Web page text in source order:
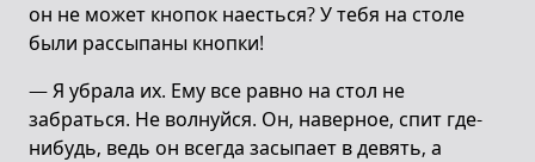
он не может кнопок наесться? У тебя на столе
были рассыпаны кнопки!
— Я убрала их. Ему все равно на стол не
забраться. Не волнуйся. Он, наверное, спит где-
нибудь, ведь он всегда засыпает в девять, а